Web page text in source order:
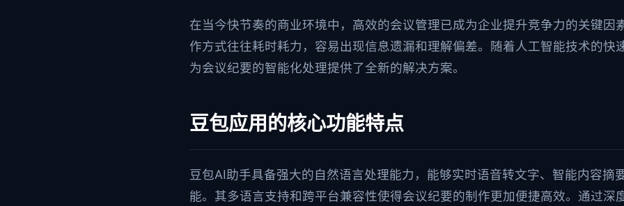
在当今快节奏的商业环境中，高效的会议管理已成为企业提升竞争力的关键因
作方式往往耗时耗力，容易出现信息遗漏和理解偏差。随着人工智能技术的快
为会议纪要的智能化处理提供了全新的解决方案。
豆包应用的核心功能特点
豆包AI助手具备强大的自然语言处理能力，能够实时语音转文字、智能内容摘
能。其多语言支持和跨平台兼容性使得会议纪要的制作更加便捷高效。通过深